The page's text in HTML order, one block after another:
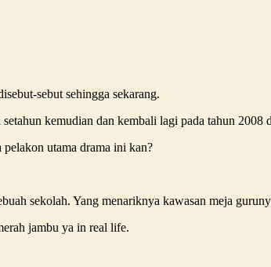
sebut sehingga sekarang.
kemudian dan kembali lagi pada tahun
utama drama ini kan?
sekolah. Yang menariknya kawasan meja
jambu ya in real life.